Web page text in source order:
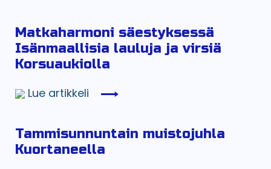
Matkaharmoni säestyksessä
Isänmaallisia lauluja ja virsiä
Korsuaukiolla
Lue artikkeli
Tammisunnuntain muistojuhla
Kuortaneella